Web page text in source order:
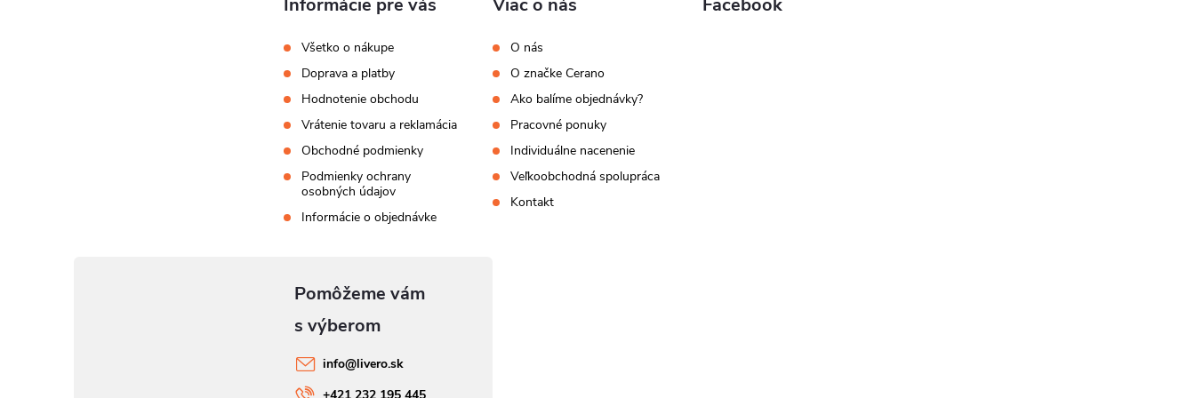
Informácie pre vás
Všetko o nákupe
Doprava a platby
Hodnotenie obchodu
Vrátenie tovaru a reklamácia
Obchodné podmienky
Podmienky ochrany
osobných údajov
Informácie o objednávke
Viac o nás
O nás
O značke Cerano
Ako balíme objednávky?
Pracovné ponuky
Individuálne nacenenie
Veľkoobchodná spolupráca
Kontakt
Facebook
info@livero.sk